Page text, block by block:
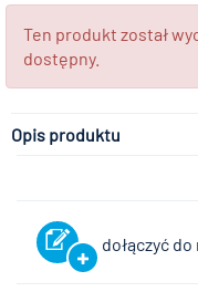
Ten produkt został
dostępny.
Opis produktu
dołączyć